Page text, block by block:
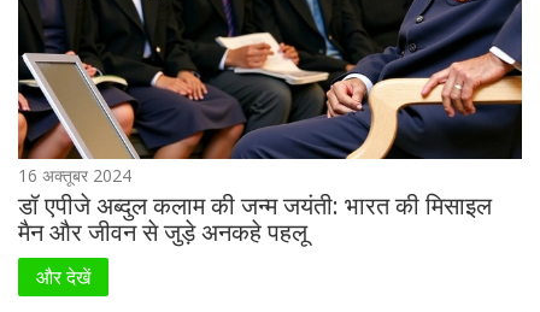
16 अक्तूबर 2024
डॉ एपीजे अब्दुल कलाम की जन्म जयंती: भारत की मिसाइल
मैन और जीवन से जुड़े अनकहे पहलू
और देखें